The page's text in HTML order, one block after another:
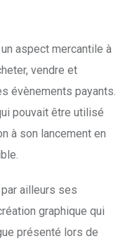
aspect mercantile à
vendre et
évènements payants.
pouvait être utilisé
à son lancement en
ailleurs ses
graphique qui
présenté lors de